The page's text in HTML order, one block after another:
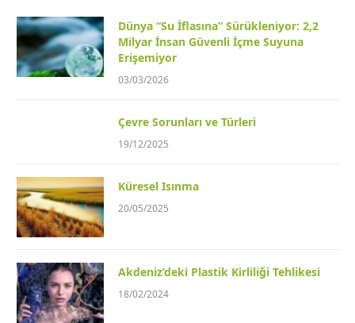
Dünya “Su İflasına” Sürükleniyor: 2,2
Milyar İnsan Güvenli İçme Suyuna
Erişemiyor
03/03/2026
Çevre Sorunları ve Türleri
19/12/2025
Küresel Isınma
20/05/2025
Akdeniz’deki Plastik Kirliliği Tehlikesi
18/02/2024